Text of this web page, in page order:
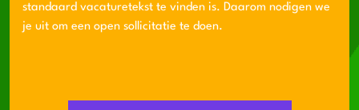
standaard vacaturetekst te vinden is. Daarom nodigen we
je uit om een open sollicitatie te doen.